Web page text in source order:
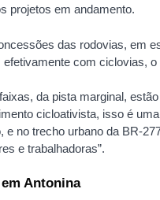
projetos em andamento.
das rodovias, em
com ciclovias, o
da pista marginal,
cicloativista, isso é
no trecho urbano da BR-
e trabalhadoras”.
Antonina